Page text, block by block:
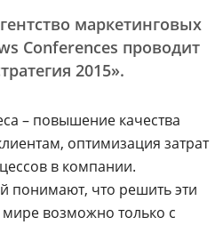
маркетинговых
Conferences проводит
2015».
– повышение качества
оптимизация затрат
в компании.
понимают, что решить эти
возможно только с